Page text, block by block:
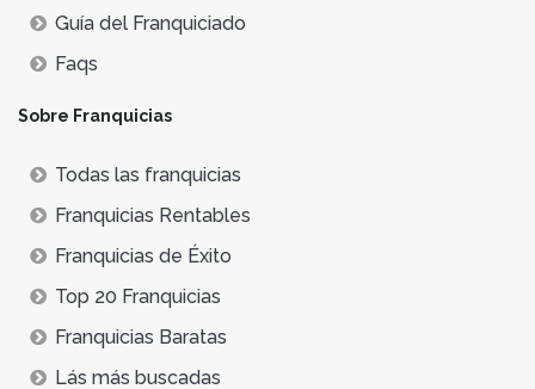
Guía del Franquiciado
Faqs
Sobre Franquicias
Todas las franquicias
Franquicias Rentables
Franquicias de Éxito
Top 20 Franquicias
Franquicias Baratas
Lás más buscadas